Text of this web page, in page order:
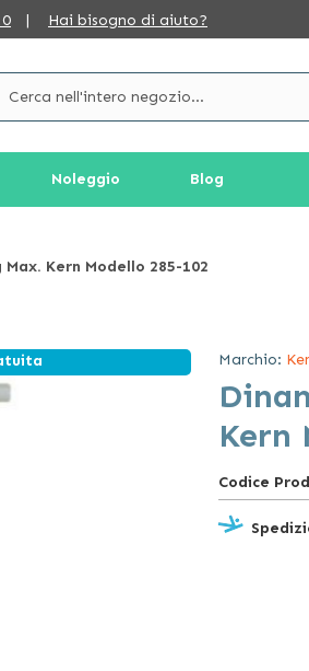
| Hai bisogno di aiuto?
Noleggio Blog
Kern Modello 285-102
Marchio:
Kern
Codice